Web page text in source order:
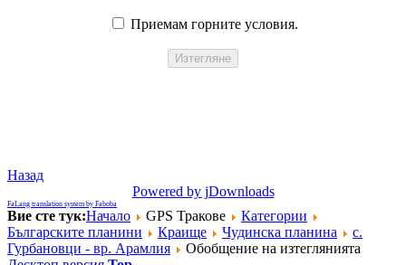
Приемам горните условия.
Назад
Powered by jDownloads
FaLang translation system by Faboba
Вие сте тук:Начало GPS Тракове
Категории
Българските планини
Краище Чудинска планина
с.
Гурбановци - вр. Арамлия
Обобщение на изтеглянията